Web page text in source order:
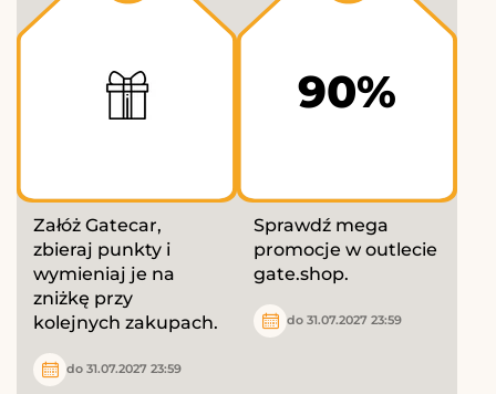
Załóż Gatecar,
zbieraj punkty i
wymieniaj je na
zniżkę przy
kolejnych zakupach.
do 31.07.2027 23:59
90%
Sprawdź mega
promocje w outlecie
gate.shop.
do 31.07.2027 23:59